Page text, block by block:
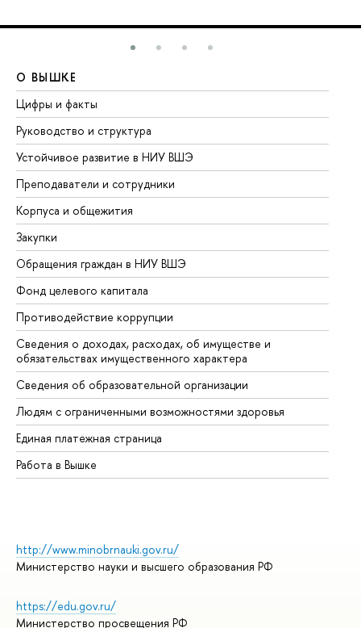
О ВЫШКЕ
Цифры и факты
Руководство и структура
Устойчивое развитие в НИУ ВШЭ
Преподаватели и сотрудники
Корпуса и общежития
Закупки
Обращения граждан в НИУ ВШЭ
Фонд целевого капитала
Противодействие коррупции
Сведения о доходах, расходах, об имуществе и
обязательствах имущественного характера
Сведения об образовательной организации
Людям с ограниченными возможностями здоровья
Единая платежная страница
Работа в Вышке
http://www.minobrnauki.gov.ru/
Министерство науки и высшего образования РФ
https://edu.gov.ru/
Министерство просвещения РФ